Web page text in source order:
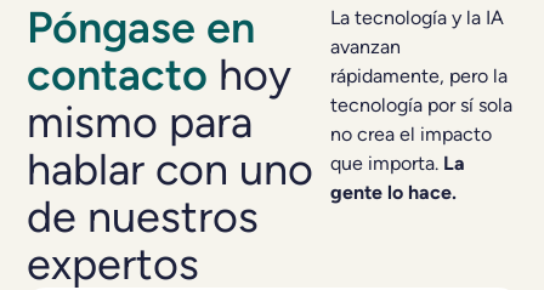
Póngase en
contacto hoy
mismo para
hablar con uno
de nuestros
expertos
La tecnología y la IA
avanzan
rápidamente, pero la
tecnología por sí sola
no crea el impacto
que importa. La
gente lo hace.